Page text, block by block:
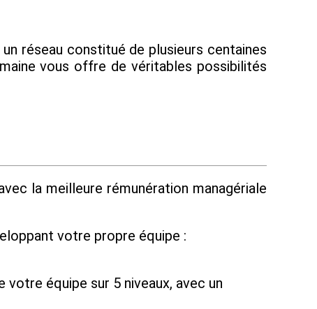
réseau constitué de plusieurs centaines
vous offre de véritables possibilités
la meilleure rémunération managériale
votre propre équipe :
équipe sur 5 niveaux, avec un